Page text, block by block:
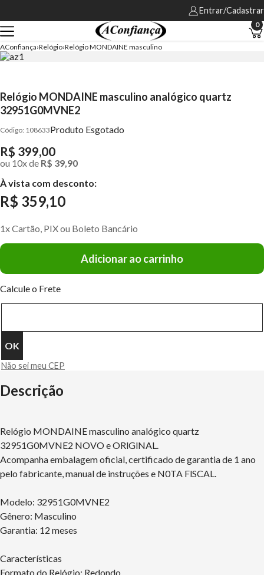
Entrar/Cadastrar
0
AConfiança Relógio Relógio MONDAINE masculino
Relógio MONDAINE masculino analógico quartz
32951G0MVNE2
108633Produto Esgotado
R$ 399,00
ou 10xde R$ 39,90
À vista com desconto:
R$ 359,10
1x Cartão, PIX ou Boleto Bancário
Adicionar ao carrinho
Calcule o Frete
Não sei meu CEP
Descrição
Relógio MONDAINE masculino analógico quartz
32951G0MVNE2 NOVO e ORlGlNAL.
Acompanha embalagem oficial, certificado de garantia de 1 ano
pelo fabricante, manual de instruções e N0TA FlSCAL.
Modelo: 32951G0MVNE2
Gênero: Masculino
Garantia: 12 meses
Características
Formato do Relógio: Redondo